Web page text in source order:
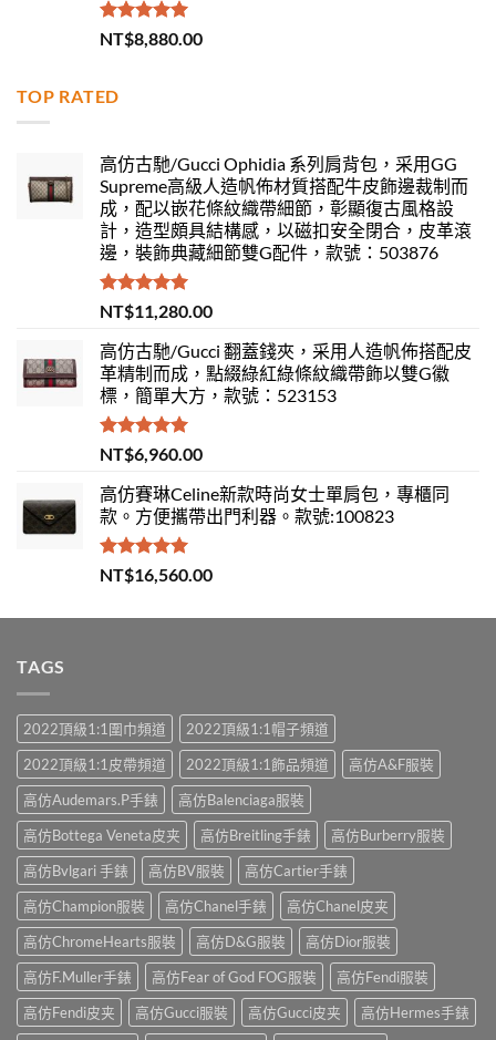
評分 5.00
滿分 5
NT$8,880.00
TOP RATED
高仿古馳/Gucci Ophidia 系列肩背包，采用GG
Supreme高級人造帆佈材質搭配牛皮飾邊裁制而
成，配以嵌花條紋織帶細節，彰顯復古風格設
計，造型頗具結構感，以磁扣安全閉合，皮革滾
邊，裝飾典藏細節雙G配件，款號：503876
評分5.00
滿分 5
NT$11,280.00
高仿古馳/Gucci 翻蓋錢夾，采用人造帆佈搭配皮
革精制而成，點綴綠紅綠條紋織帶飾以雙G徽
標，簡單大方，款號：523153
評分 5.00
滿分 5
NT$6,960.00
高仿賽琳Celine新款時尚女士單肩包，專櫃同
款。方便攜帶出門利器。款號:100823
評分5.00
滿分 5
NT$16,560.00
TAGS
2022頂級1:1圍巾頻道
2022頂級1:1帽子頻道
2022頂級1:1皮帶頻道
2022頂級1:1飾品頻道
高仿A&F服裝
高仿Audemars.P手錶
高仿Balenciaga服裝
高仿Bottega Veneta皮夹
高仿Breitling手錶
高仿Burberry服裝
高仿Bvlgari 手錶
高仿BV服裝
高仿Cartier手錶
高仿Champion服裝
高仿Chanel手錶
高仿Chanel皮夹
高仿ChromeHearts服裝
高仿D&G服裝
高仿Dior服裝
高仿F.Muller手錶
高仿Fear of God FOG服裝
高仿Fendi服裝
高仿Fendi皮夹
高仿Gucci服裝 高仿Gucci皮夹
高仿Hermes手錶